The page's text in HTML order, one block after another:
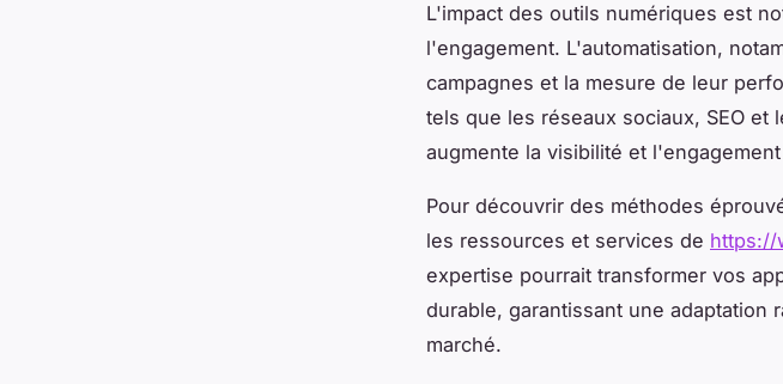
L'impact des outils numériques est
l'engagement. L'automatisation,
campagnes et la mesure de leur
tels que les réseaux sociaux, SEO et
augmente la visibilité et
Pour découvrir des méthodes
les ressources et services de https://
expertise pourrait transformer vos
durable, garantissant une adaptation
marché.